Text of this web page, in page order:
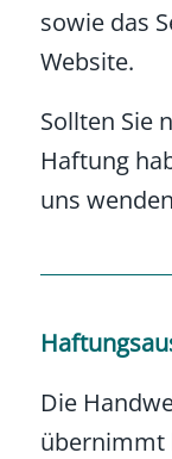
sowie das
Website.
Sollten Sie
Haftung
uns
Die
übernimmt